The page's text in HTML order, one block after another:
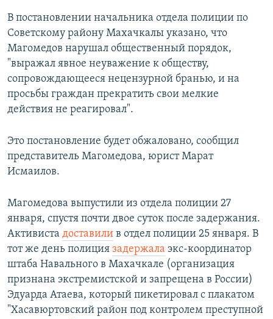
В постановлении начальника отдела полиции по
Советскому району Махачкалы указано, что
Магомедов нарушал общественный порядок,
"выражал явное неуважение к обществу,
сопровождающееся нецензурной бранью, и на
просьбы граждан прекратить свои мелкие
действия не реагировал".
Это постановление будет обжаловано, сообщил
представитель Магомедова, юрист Марат
Исмаилов.
Магомедова выпустили из отдела полиции 27
января, спустя почти двое суток после задержания.
Активиста доставили в отдел полиции 25 января. В
тот же день полиция задержала экс-координатор
штаба Навального в Махачкале (организация
признана экстремистской и запрещена в России)
Эдуарда Атаева, который пикетировал с плакатом
"Хасавюртовский район под контролем преступной